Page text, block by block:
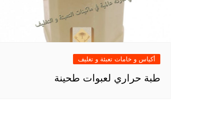
أكياس و خامات تعبئة و تغليف
طبة حراري لعبوات طحينة